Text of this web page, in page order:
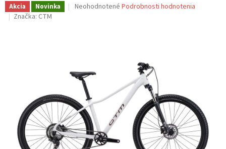
Akcia Novinka
Priemerné
hviezdičiek.
Neohodnotené Podrobnosti hodnotenia
Značka: CTM